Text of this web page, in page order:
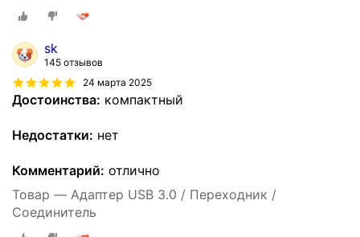
sk
145 отзывов
24 марта 2025
Достоинства: компактный
Недостатки: нет
Комментарий: отлично
Товар — Адаптер USB 3.0 / Переходник /
Соединитель